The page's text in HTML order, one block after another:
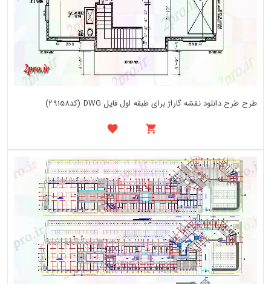
طرح طرح دانلود نقشه گاراژ برای طبقه اول فایل DWG (کد29158)